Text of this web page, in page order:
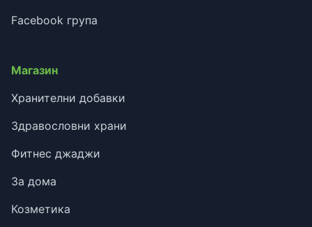
Facebook група
Магазин
Хранителни добавки
Здравословни храни
Фитнес джаджи
За дома
Козметика